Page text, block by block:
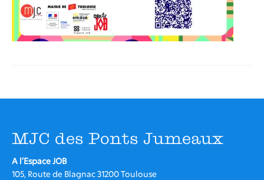
Adhérer à la MJC
S’investir à la MJC
Nos partenaires
La MJC et le Collectif JOB
MJC des Ponts Jumeaux
A l’Espace JOB
105, Route de Blagnac 31200 Toulouse